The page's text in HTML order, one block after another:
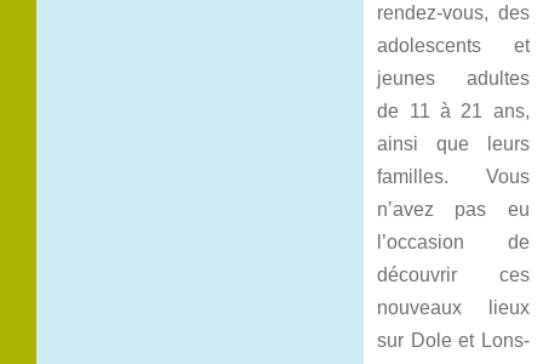
rendez-vous, des
adolescents et
jeunes adultes
de 11 à 21 ans,
ainsi que leurs
familles. Vous
n’avez pas eu
l’occasion de
découvrir ces
nouveaux lieux
sur Dole et Lons-